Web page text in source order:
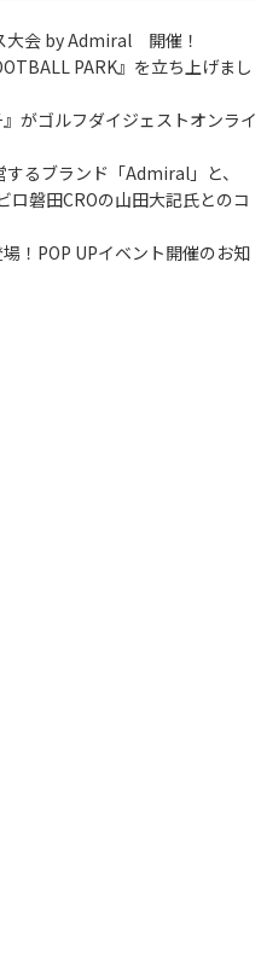
大会 by Admiral 開催！
PARK』を立ち上げまし
がゴルフダイジェストオンライ
るブランド「Admiral」と、
磐田CROの山田大記氏とのコ
！POP UPイベント開催のお知